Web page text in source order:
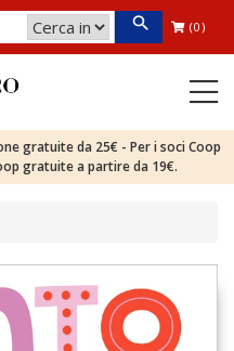
(0)
gratuite da 25€ - Per i soci Coop
gratuite a partire da 19€.